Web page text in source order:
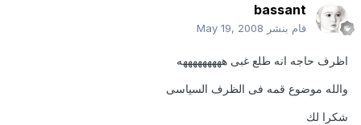
bassant
قام بنشر May 19, 2008
اظرف حاجه انه طلع غبى هههههههههه
والله موضوع قمه فى الظرف السياسى
شكرا لك